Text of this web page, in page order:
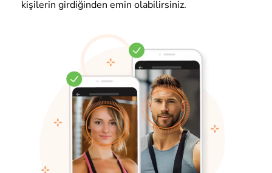
kişilerin girdiğinden emin olabilirsiniz.